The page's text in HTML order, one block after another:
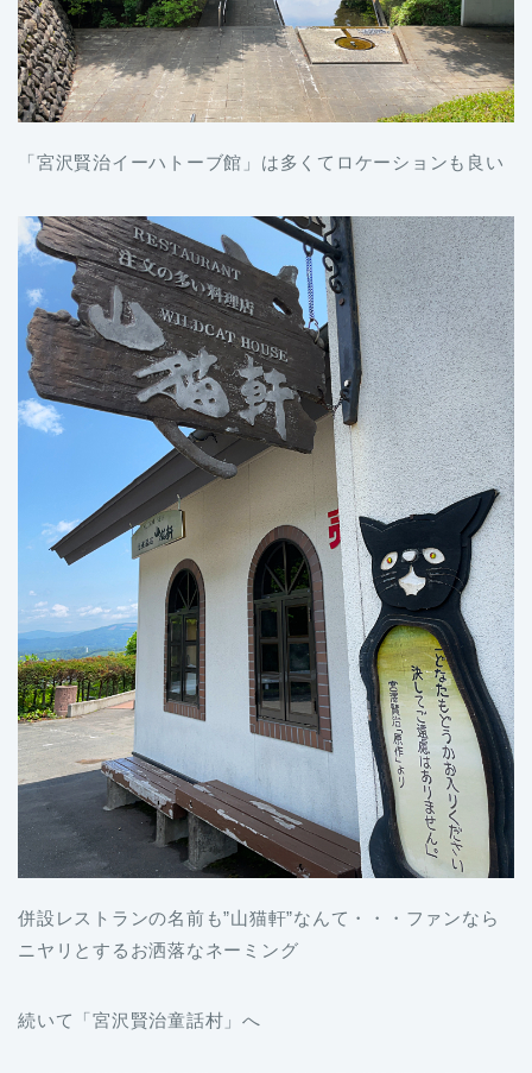
「宮沢賢治イーハトーブ館」は多くてロケーションも良い
併設レストランの名前も”山猫軒”なんて・・・ファンなら
ニヤリとするお洒落なネーミング
続いて「宮沢賢治童話村」へ